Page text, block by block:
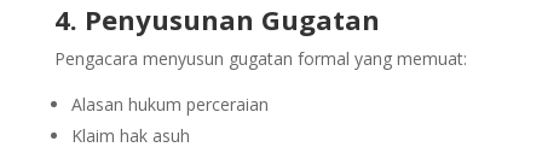
4. Penyusunan Gugatan
Pengacara menyusun gugatan formal yang memuat:
Alasan hukum perceraian
Klaim hak asuh